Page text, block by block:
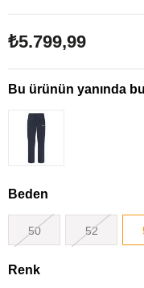
₺5.799,99
Bu ürünün yanında
Beden
50 52
Renk